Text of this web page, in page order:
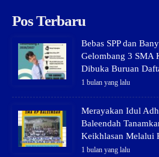
Pos Terbaru
Bebas SPP dan
Gelombang 3 SMA
Dibuka Buruan
1 bulan yang lalu
Merayakan Idul
Baleendah
Keikhlasan Melalui
1 bulan yang lalu